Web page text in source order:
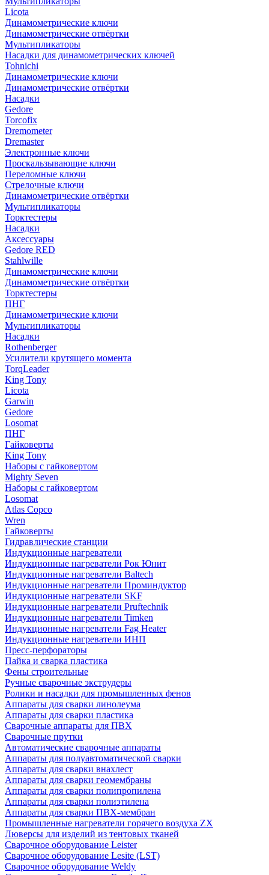
Licota
Динамометрические ключи
Динамометрические отвёртки
Мультипликаторы
Насадки для динамометрических ключей
Tohnichi
Динамометрические ключи
Динамометрические отвёртки
Насадки
Gedore
Torcofix
Dremometer
Dremaster
Электронные ключи
Проскальзывающие ключи
Переломные ключи
Стрелочные ключи
Динамометрические отвёртки
Мультипликаторы
Торктестеры
Насадки
Аксессуары
Gedore RED
Stahlwille
Динамометрические ключи
Динамометрические отвёртки
Торктестеры
ПНГ
Динамометрические ключи
Мультипликаторы
Насадки
Rothenberger
Усилители крутящего момента
TorqLeader
King Tony
Licota
Garwin
Gedore
Losomat
ПНГ
Гайковерты
King Tony
Наборы с гайковертом
Mighty Seven
Наборы с гайковертом
Losomat
Atlas Copco
Wren
Гайковерты
Гидравлические станции
Индукционные нагреватели
Индукционные нагреватели Рок Юнит
Индукционные нагреватели Baltech
Индукционные нагреватели Проминдуктор
Индукционные нагреватели SKF
Индукционные нагреватели Pruftechnik
Индукционные нагреватели Timken
Индукционные нагреватели Fag Heater
Индукционные нагреватели ИНП
Пресс-перфораторы
Пайка и сварка пластика
Фены строительные
Ручные сварочные экструдеры
Ролики и насадки для промышленных фенов
Аппараты для сварки линолеума
Аппараты для сварки пластика
Сварочные аппараты для ПВХ
Сварочные прутки
Автоматические сварочные аппараты
Аппараты для полуавтоматической сварки
Аппараты для сварки внахлест
Аппараты для сварки геомембраны
Аппараты для сварки полипропилена
Аппараты для сварки полиэтилена
Аппараты для сварки ПВХ-мембран
Промышленные нагреватели горячего воздуха ZX
Люверсы для изделий из тентовых тканей
Сварочное оборудование Leister
Сварочное оборудование Lesite (LST)
Сварочное оборудование Weldy